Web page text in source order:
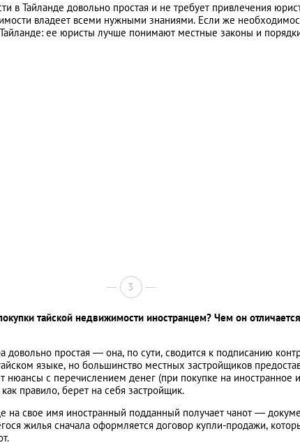
в Тайланде довольно простая и не требует привлечения
владеет всеми нужными знаниями. Если же
ее юристы лучше понимают местные законы и
3
тайской недвижимости иностранцем? Чем он
довольно простая — она, по сути, сводится к подписанию
языке, но большинство местных застройщиков
с перечислением денег (при покупке на иностранное
правило, берет на себя застройщик.
на свое имя иностранный подданный получает чанот ―
жилья сначала оформляется договор купли-продажи,